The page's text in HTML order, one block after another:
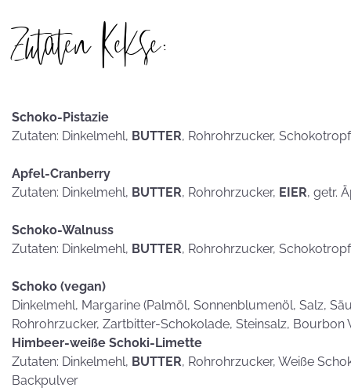
Zutaten Kekse:
Schoko-Pistazie
Zutaten: Dinkelmehl, BUTTER, Rohrohrzucker,
Apfel-Cranberry
Zutaten: Dinkelmehl, BUTTER, Rohrohrzucker, EIER, getr.
Schoko-Walnuss
Zutaten: Dinkelmehl, BUTTER, Rohrohrzucker,
Schoko (vegan)
Dinkelmehl, Margarine (Palmöl, Sonnenblumenöl, Salz,
Rohrohrzucker, Zartbitter-Schokolade, Steinsalz,
Himbeer-weiße Schoki-Limette
Zutaten: Dinkelmehl, BUTTER, Rohrohrzucker, Weiße
Backpulver